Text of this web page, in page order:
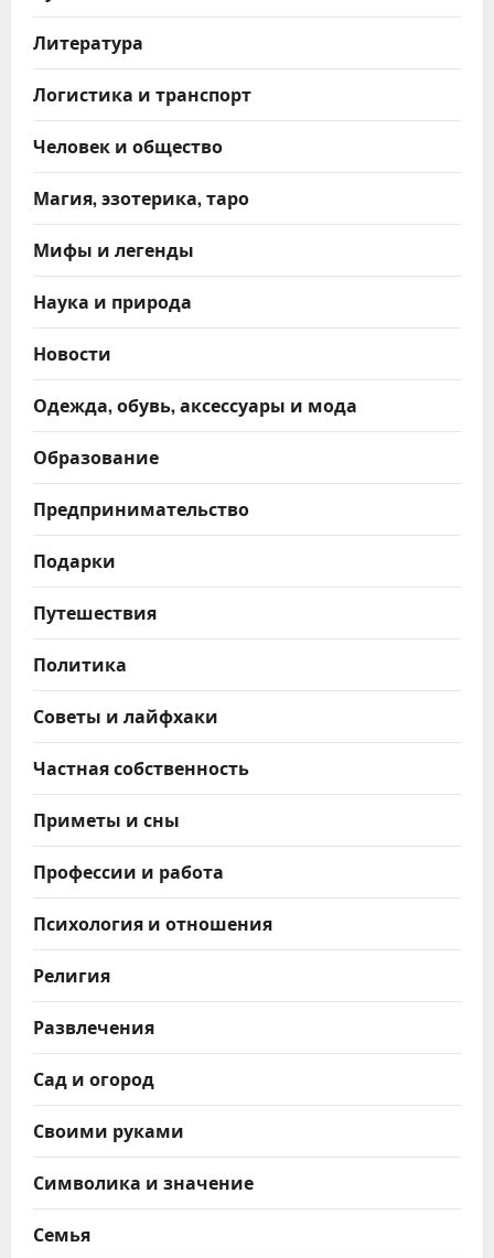
Литература
Логистика и транспорт
Человек и общество
Магия, эзотерика, таро
Мифы и легенды
Наука и природа
Новости
Одежда, обувь, аксессуары и мода
Образование
Предпринимательство
Подарки
Путешествия
Политика
Советы и лайфхаки
Частная собственность
Приметы и сны
Профессии и работа
Психология и отношения
Религия
Развлечения
Сад и огород
Своими руками
Символика и значение
Семья